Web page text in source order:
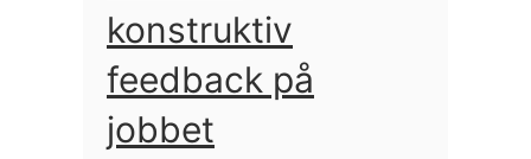
konstruktiv
feedback på
jobbet